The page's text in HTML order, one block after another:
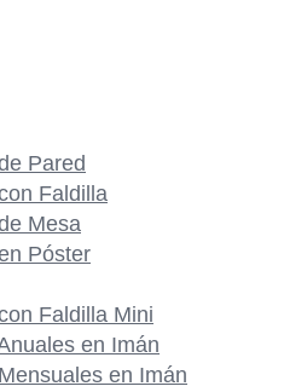
Pared
Faldilla
Mesa
Póster
Faldilla Mini
en Imán
en Imán